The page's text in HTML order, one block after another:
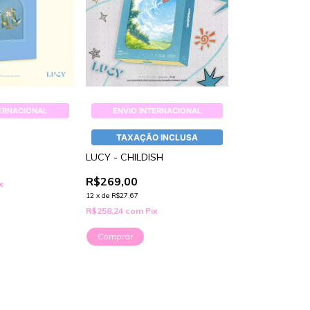
ENVIO INTERNACIONAL
TAXAÇÃO INCLUSA
LUCY - CHILDISH
R$269,00
12 x de R$27,67
R$258,24 com Pix
Comprar